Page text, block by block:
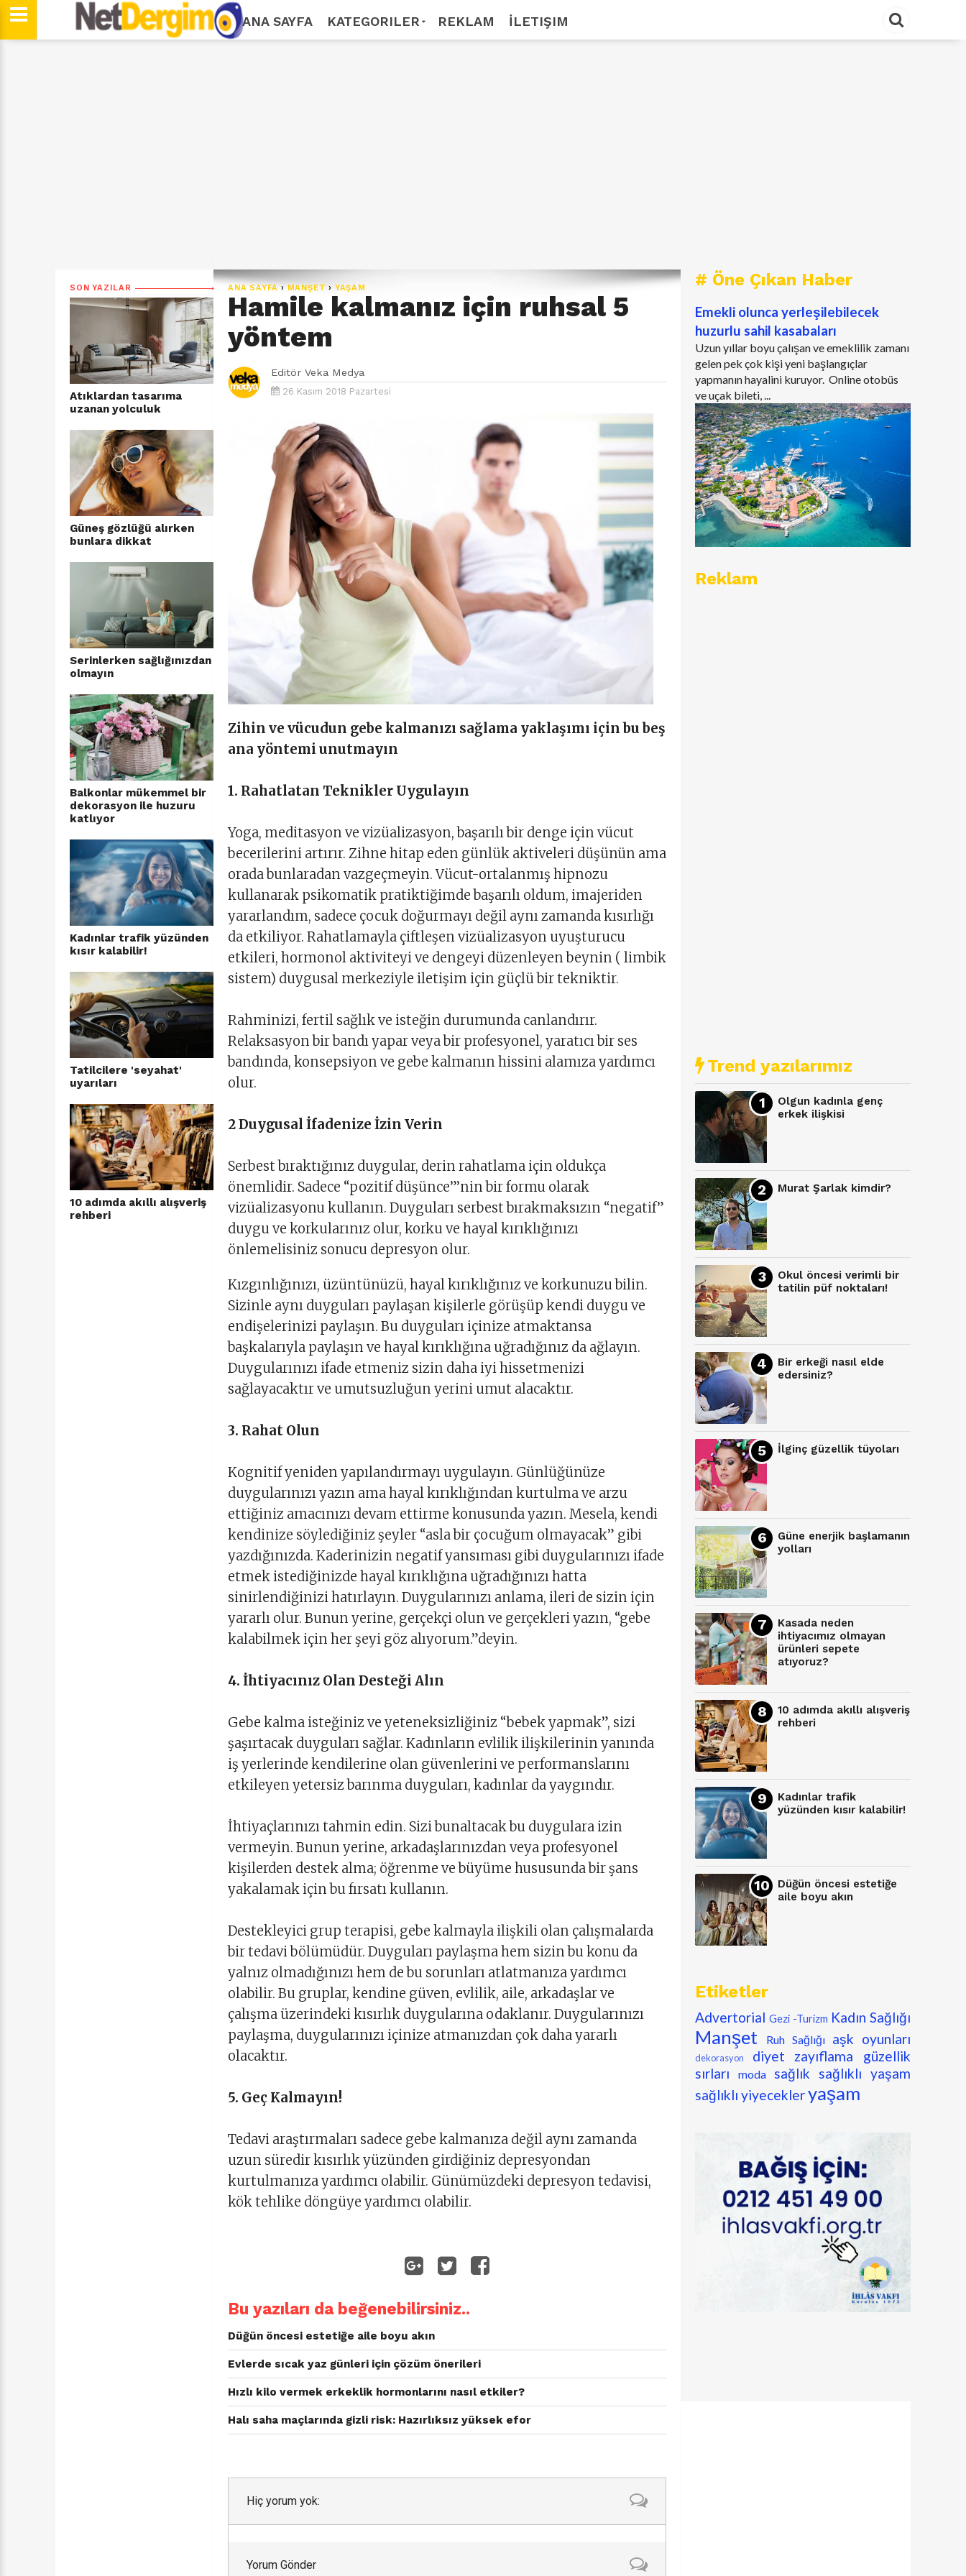
ANA SAYFA KATEGORILER REKLAM İLETIŞIM
SON YAZILAR
Atıklardan tasarıma
uzanan yolculuk
Güneş gözlüğü alırken
bunlara dikkat
Serinlerken sağlığınızdan
olmayın
Balkonlar mükemmel bir
dekorasyon ile huzuru
katlıyor
Kadınlar trafik yüzünden
kısır kalabilir!
Tatilcilere 'seyahat'
uyarıları
10 adımda akıllı alışveriş
rehberi
ANA SAYFA › MANŞET › YAŞAM
Hamile kalmanız için ruhsal 5
yöntem
Editör Veka Medya
26 Kasım 2018 Pazartesi
Zihin ve vücudun gebe kalmanızı sağlama yaklaşımı için bu beş
ana yöntemi unutmayın
1. Rahatlatan Teknikler Uygulayın
Yoga, meditasyon ve vizüalizasyon, başarılı bir denge için vücut
becerilerini artırır. Zihne hitap eden günlük aktiveleri düşünün ama
orada bunlaradan vazgeçmeyin. Vücut-ortalanmış hipnozu
kullanarak psikomatik pratiktiğimde başarılı oldum, imajeriden
yararlandım, sadece çocuk doğurmayı değil aynı zamanda kısırlığı
da etkiliyor. Rahatlamayla çiftleşen vizüalizasyon uyuşturucu
etkileri, hormonol aktiviteyi ve dengeyi düzenleyen beynin ( limbik
sistem) duygusal merkeziyle iletişim için güçlü bir tekniktir.
Rahminizi, fertil sağlık ve isteğin durumunda canlandırır.
Relaksasyon bir bandı yapar veya bir profesyonel, yaratıcı bir ses
bandında, konsepsiyon ve gebe kalmanın hissini alamıza yardımcı
olur.
2 Duygusal İfadenize İzin Verin
Serbest bıraktığınız duygular, derin rahatlama için oldukça
önemlidir. Sadece “pozitif düşünce”’nin bir formu olarak
vizüalizasyonu kullanın. Duyguları serbest bırakmaksızın “negatif”
duygu ve korkularınız olur, korku ve hayal kırıklığınızı
önlemelisiniz sonucu depresyon olur.
Kızgınlığınızı, üzüntünüzü, hayal kırıklığınız ve korkunuzu bilin.
Sizinle aynı duyguları paylaşan kişilerle görüşüp kendi duygu ve
endişelerinizi paylaşın. Bu duyguları içinize atmaktansa
başkalarıyla paylaşın ve hayal kırıklığına uğradığınız da ağlayın.
Duygularınızı ifade etmeniz sizin daha iyi hissetmenizi
sağlayacaktır ve umutsuzluğun yerini umut alacaktır.
3. Rahat Olun
Kognitif yeniden yapılandırmayı uygulayın. Günlüğünüze
duygularınızı yazın ama hayal kırıklığından kurtulma ve arzu
ettiğiniz amacınızı devam ettirme konusunda yazın. Mesela, kendi
kendinize söylediğiniz şeyler “asla bir çocuğum olmayacak” gibi
yazdığınızda. Kaderinizin negatif yansıması gibi duygularınızı ifade
etmek istediğinizde hayal kırıklığına uğradığınızı hatta
sinirlendiğinizi hatırlayın. Duygularınızı anlama, ileri de sizin için
yararlı olur. Bunun yerine, gerçekçi olun ve gerçekleri yazın, “gebe
kalabilmek için her şeyi göz alıyorum.”deyin.
4. İhtiyacınız Olan Desteği Alın
Gebe kalma isteğiniz ve yeteneksizliğiniz “bebek yapmak”, sizi
şaşırtacak duyguları sağlar. Kadınların evlilik ilişkilerinin yanında
iş yerlerinde kendilerine olan güvenlerini ve performanslarını
etkileyen yetersiz barınma duyguları, kadınlar da yaygındır.
İhtiyaçlarınızı tahmin edin. Sizi bunaltacak bu duygulara izin
vermeyin. Bunun yerine, arkadaşlarınızdan veya profesyonel
kişilerden destek alma; öğrenme ve büyüme hususunda bir şans
yakalamak için bu fırsatı kullanın.
Destekleyici grup terapisi, gebe kalmayla ilişkili olan çalışmalarda
bir tedavi bölümüdür. Duyguları paylaşma hem sizin bu konu da
yalnız olmadığınızı hem de bu sorunları atlatmanıza yardımcı
olabilir. Bu gruplar, kendine güven, evlilik, aile, arkadaşlar ve
çalışma üzerindeki kısırlık duygularına odaklanır. Duygularınızı
paylaşma, duygularınızı içinize atmanızdan çok daha yararlı
olacaktır.
5. Geç Kalmayın!
Tedavi araştırmaları sadece gebe kalmanıza değil aynı zamanda
uzun süredir kısırlık yüzünden girdiğiniz depresyondan
kurtulmanıza yardımcı olabilir. Günümüzdeki depresyon tedavisi,
kök tehlike döngüye yardımcı olabilir.
Bu yazıları da beğenebilirsiniz..
Düğün öncesi estetiğe aile boyu akın
Evlerde sıcak yaz günleri için çözüm önerileri
Hızlı kilo vermek erkeklik hormonlarını nasıl etkiler?
Halı saha maçlarında gizli risk: Hazırlıksız yüksek efor
Hiç yorum yok:
Yorum Gönder
# Öne Çıkan Haber
Emekli olunca yerleşilebilecek
huzurlu sahil kasabaları
Uzun yıllar boyu çalışan ve emeklilik zamanı
gelen pek çok kişi yeni başlangıçlar
yapmanın hayalini kuruyor. Online otobüs
ve uçak bileti, ...
Reklam
Trend yazılarımız
Olgun kadınla genç
erkek ilişkisi
Murat Şarlak kimdir?
Okul öncesi verimli bir
tatilin püf noktaları!
Bir erkeği nasıl elde
edersiniz?
İlginç güzellik tüyoları
Güne enerjik başlamanın
yolları
Kasada neden
ihtiyacımız olmayan
ürünleri sepete
atıyoruz?
10 adımda akıllı alışveriş
rehberi
Kadınlar trafik
yüzünden kısır kalabilir!
Düğün öncesi estetiğe
aile boyu akın
Etiketler
Advertorial Gezi -Turizm Kadın Sağlığı
Manşet Ruh Sağlığı aşk oyunları
dekorasyon diyet zayıflama
güzellik
sırları
moda sağlık
sağlıklı yaşam
sağlıklı yiyecekleryaşam